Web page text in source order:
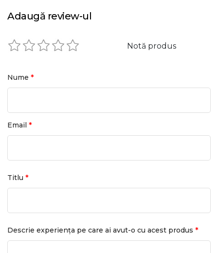
Adaugă review-ul
Notă produs
Nume *
Email *
Titlu *
Descrie experiența pe care ai avut-o cu acest produs *